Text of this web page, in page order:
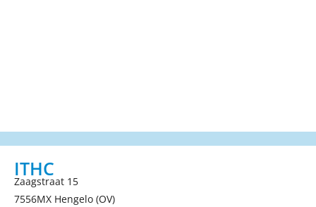
ITHC
Zaagstraat 15
7556MX Hengelo (OV)